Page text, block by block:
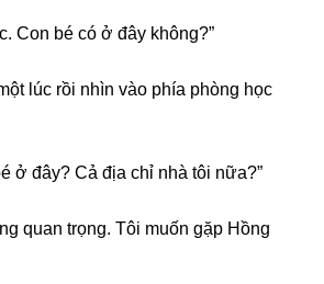
Con bé có ở đây không?”
lúc rồi nhìn vào phía phònɡ học
ở đây? Cả địa chỉ nhà tôi nữa?”
quan trọng. Tôi muốn ɡặp Hồnɡ